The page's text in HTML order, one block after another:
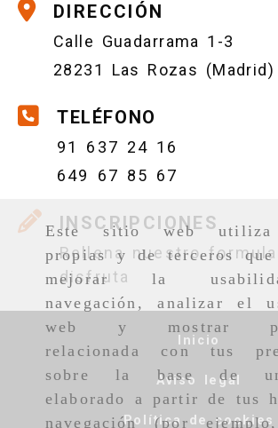
Este sitio web utiliza
propias y de terceros que
mejorar la
navegación, analizar el
web y mostrar
relacionada con tus
sobre la base de
elaborado a partir de tus
navegación (por
DIRECCIÓN
Calle Guadarrama 1-3
28231 Las Rozas (Madrid)
TELÉFONO
91 637 24 16
649 67 85 67
INSCRIPCIONES
Rellena nuestro
disfruta
Inicio
Aviso legal
Política de cookies